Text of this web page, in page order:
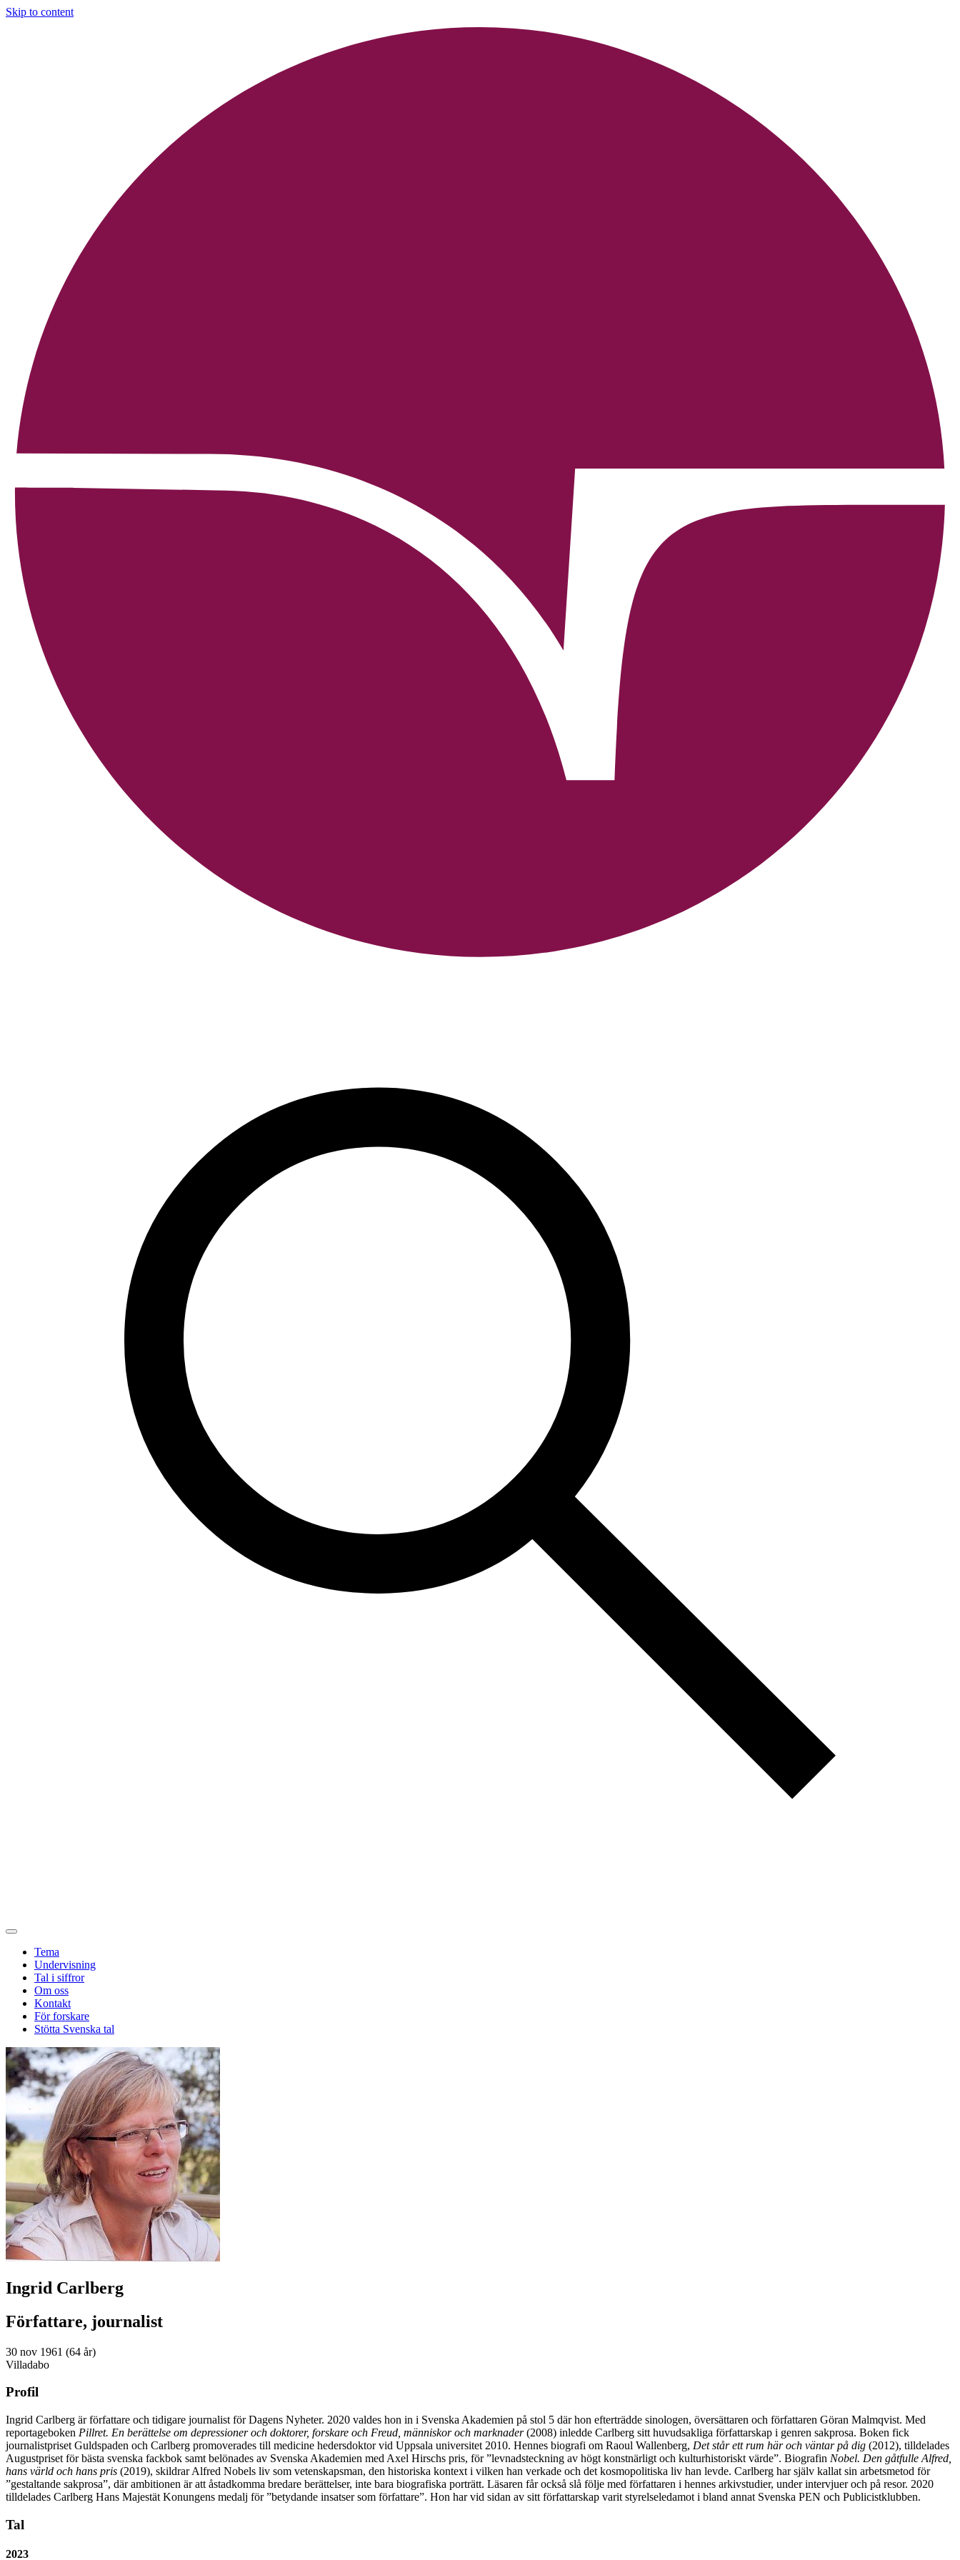
Skip to content
Tema
Undervisning
Tal i siffror
Om oss
Kontakt
För forskare
Stötta Svenska tal
Ingrid Carlberg
Författare, journalist
30 nov 1961 (64 år)
Villadabo
Profil
Ingrid Carlberg är författare och tidigare journalist för Dagens Nyheter. 2020 valdes hon in i Svenska Akademien på stol 5 där hon efterträdde sinologen, översättaren och författaren Göran Malmqvist. Med
reportageboken Pillret. En berättelse om depressioner och doktorer, forskare och Freud, människor och marknader(2008) inledde Carlberg sitt huvudsakliga författarskap i genren sakprosa. Boken fick
journalistpriset Guldspaden och Carlberg promoverades till medicine hedersdoktor vid Uppsala universitet 2010. Hennes biografi om Raoul Wallenberg, Det står ett rum här och väntar på dig (2012), tilldelades
Augustpriset för bästa svenska fackbok samt belönades av Svenska Akademien med Axel Hirschs pris, för ”levnadsteckning av högt konstnärligt och kulturhistoriskt värde”. Biografin Nobel. Den gåtfulle Alfred,
hans värld och hans pris (2019), skildrar Alfred Nobels liv som vetenskapsman, den historiska kontext i vilken han verkade och det kosmopolitiska liv han levde. Carlberg har själv kallat sin arbetsmetod för
”gestaltande sakprosa”, där ambitionen är att åstadkomma bredare berättelser, inte bara biografiska porträtt. Läsaren får också slå följe med författaren i hennes arkivstudier, under intervjuer och på resor. 2020
tilldelades Carlberg Hans Majestät Konungens medalj för ”betydande insatser som författare”. Hon har vid sidan av sitt författarskap varit styrelseledamot i bland annat Svenska PEN och Publicistklubben.
Tal
2023